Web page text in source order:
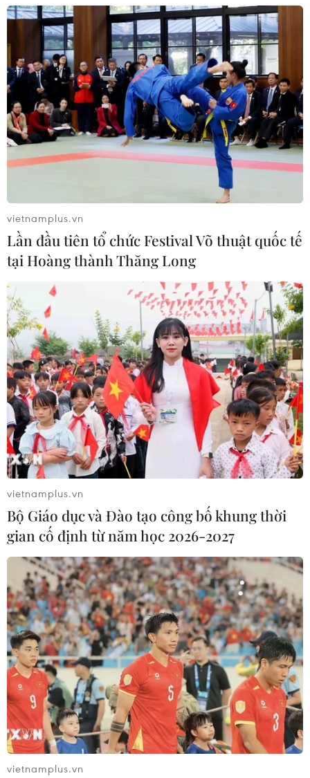
TIN CÙNG CHUYÊN MỤC
Cuộc tìm kiếm và vá lại những 'trái
tim lỗi '
07/08/2026 04:03
Hà Nội cảnh báo về việc sử dụng tế
bào gốc trong khám chữa bệnh, làm
đẹp
07/08/2026 03:03
Thắp lên hy vọng cho bệnh nhân
nghèo từ 'phòng khám 0 đồng' ở An
Giang
07/08/2026 02:00
vietnamplus.vn
Lần đầu tiên tổ chức Festival Võ thuật quốc tế
tại Hoàng thành Thăng Long
vietnamplus.vn
Bộ Giáo dục và Đào tạo công bố khung thời
gian cố định từ năm học 2026-2027
vietnamplus.vn